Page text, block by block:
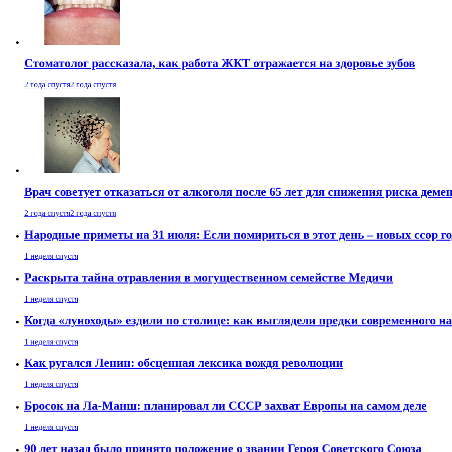
Стоматолог рассказала, как работа ЖКТ отражается на здоровье зубов
2 года спустя2 года спустя
Врач советует отказаться от алкоголя после 65 лет для снижения риска
2 года спустя2 года спустя
Народные приметы на 31 июля: Если помириться в этот день – новых ссор
1 неделя спустя
Раскрыта тайна отравления в могущественном семействе Медичи
1 неделя спустя
Когда «луноходы» ездили по столице: как выглядели предки современного
1 неделя спустя
Как ругался Ленин: обсценная лексика вождя революции
1 неделя спустя
Бросок на Ла-Манш: планировал ли СССР захват Европы на самом деле
1 неделя спустя
90 лет назад было принято положение о звании Героя Советского Союза